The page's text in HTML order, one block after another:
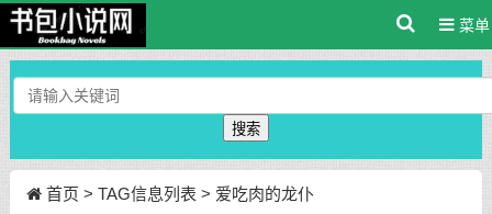
菜单
搜索
首页 > TAG信息列表 > 爱吃肉的龙仆